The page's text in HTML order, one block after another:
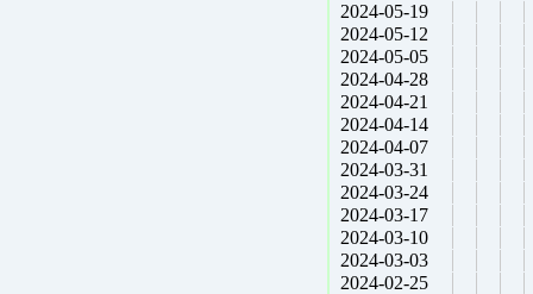
2024-05-19
2024-05-12
2024-05-05
2024-04-28
2024-04-21
2024-04-14
2024-04-07
2024-03-31
2024-03-24
2024-03-17
2024-03-10
2024-03-03
2024-02-25